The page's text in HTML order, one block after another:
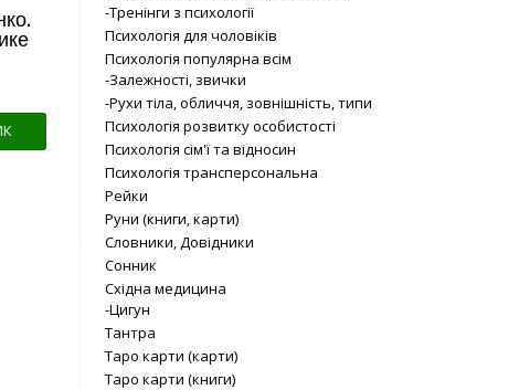
-Тренінги з психології
Психологія для чоловіків
Психологія популярна всім
-Залежності, звички
-Рухи тіла, обличчя, зовнішність, типи
Психологія розвитку особистості
Психологія сім'ї та відносин
Психологія трансперсональна
Рейки
Руни (книги, карти)
Словники, Довідники
Сонник
Східна медицина
-Цигун
Тантра
Таро карти (карти)
Таро карти (книги)